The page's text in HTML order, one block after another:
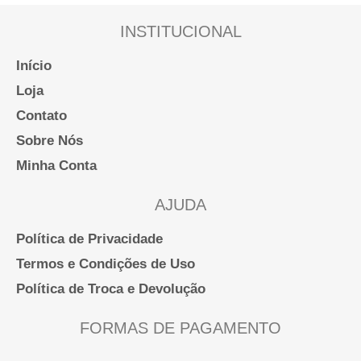
INSTITUCIONAL
Início
Loja
Contato
Sobre Nós
Minha Conta
AJUDA
Política de Privacidade
Termos e Condições de Uso
Política de Troca e Devolução
FORMAS DE PAGAMENTO